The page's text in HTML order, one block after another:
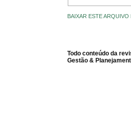
BAIXAR ESTE ARQUIVO
Todo conteúdo da
Gestão &